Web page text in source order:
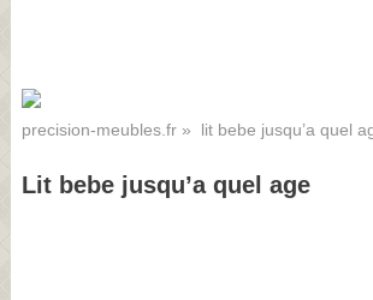
precision-meubles.fr» lit bebe jusqu’a quel
Lit bebe jusqu’a quel age